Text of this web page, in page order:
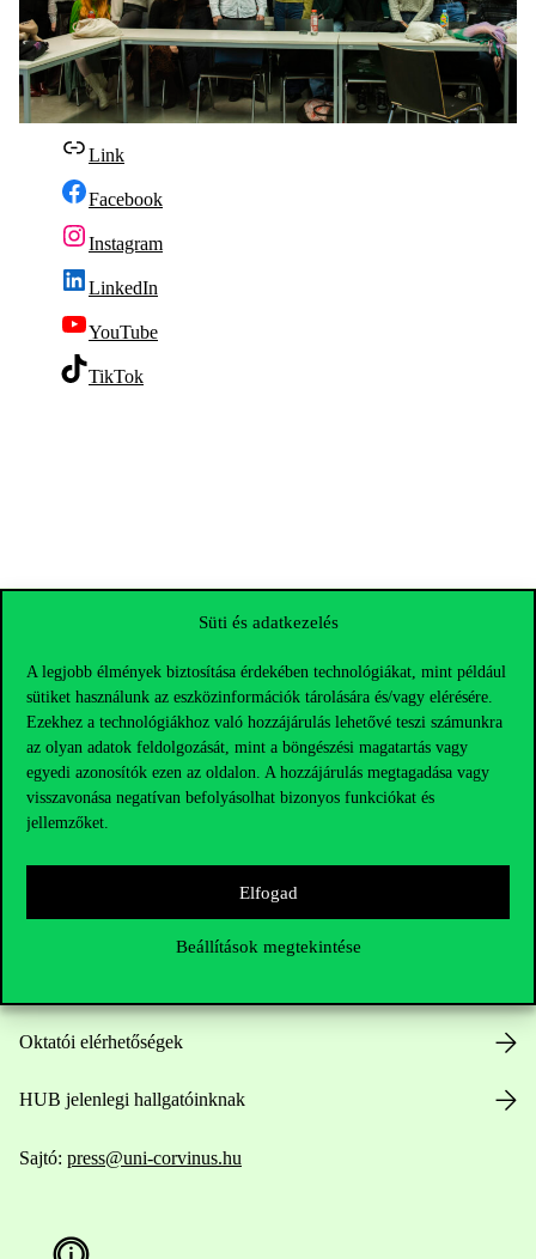
Süti és adatkezelés
A legjobb élmények biztosítása érdekében technológiákat, mint például
sütiket használunk az eszközinformációk tárolására és/vagy elérésére.
Ezekhez a technológiákhoz való hozzájárulás lehetővé teszi számunkra
az olyan adatok feldolgozását, mint a böngészési magatartás vagy
egyedi azonosítók ezen az oldalon. A hozzájárulás megtagadása vagy
visszavonása negatívan befolyásolhat bizonyos funkciókat és
jellemzőket.
Elfogad
Beállítások megtekintése
Link
Facebook
Instagram
LinkedIn
YouTube
TikTok
Elérhetőségek
Telefonszám:+36 1 482 5000
Oktatói elérhetőségek
HUB jelenlegi hallgatóinknak
Sajtó: press@uni-corvinus.hu